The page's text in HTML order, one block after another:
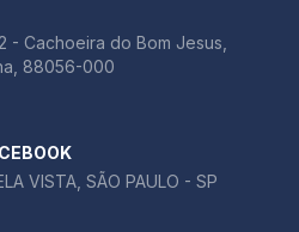
- Cachoeira do Bom Jesus,
88056-000
VISTA, SÃO PAULO - SP